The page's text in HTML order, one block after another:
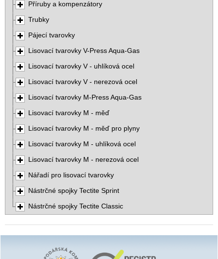
Příruby a kompenzátory
Trubky
Pájecí tvarovky
Lisovací tvarovky V-Press Aqua-Gas
Lisovací tvarovky V - uhlíková ocel
Lisovací tvarovky V - nerezová ocel
Lisovací tvarovky M-Press Aqua-Gas
Lisovací tvarovky M - měď
Lisovací tvarovky M - měď pro plyny
Lisovací tvarovky M - uhlíková ocel
Lisovací tvarovky M - nerezová ocel
Nářadí pro lisovací tvarovky
Nástrčné spojky Tectite Sprint
Nástrčné spojky Tectite Classic